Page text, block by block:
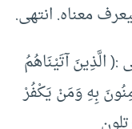
الَّذِينَ آتَيْنَاهُمُ
بِهِ وَمَنْ يَكْفُرْ